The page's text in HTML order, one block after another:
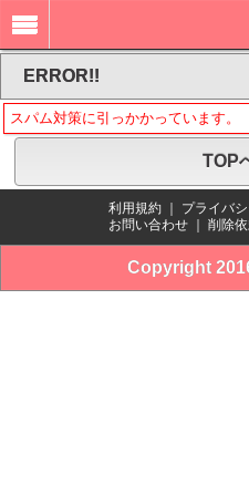
ERROR!!
スパム対策に引っかかっています。
TOP
利用規約 プライバ
お問い合わせ
削除
Copyright